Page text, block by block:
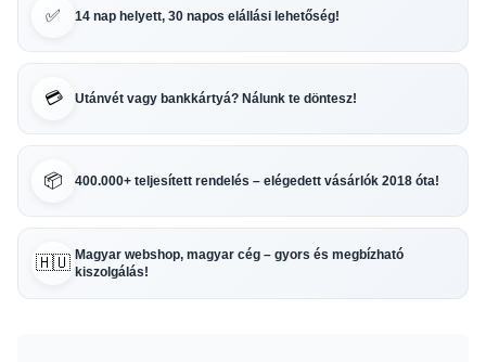
✅ 14 nap helyett, 30 napos elállási lehetőség!
💳 Utánvét vagy bankkártyá? Nálunk te döntesz!
📦 400.000+ teljesített rendelés – elégedett vásárlók 2018 óta!
🇭🇺 Magyar webshop, magyar cég – gyors és megbízható
kiszolgálás!